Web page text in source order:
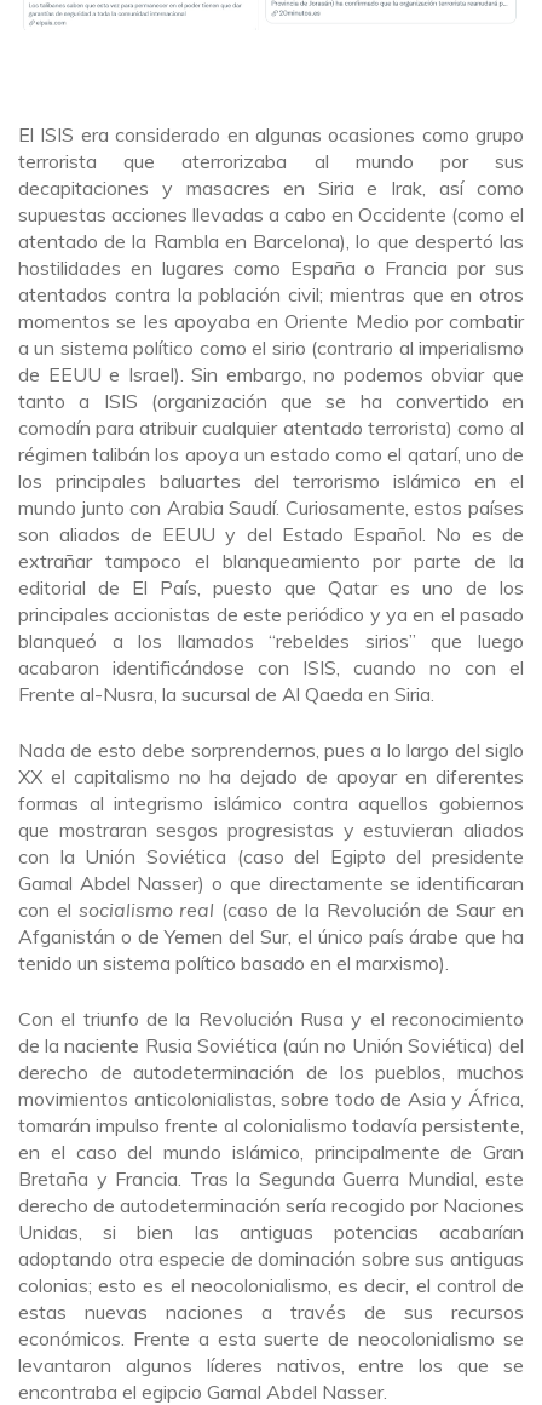
El ISIS era considerado en algunas ocasiones como grupo
terrorista que aterrorizaba al mundo por sus
decapitaciones y masacres en Siria e Irak, así como
supuestas acciones llevadas a cabo en Occidente (como el
atentado de la Rambla en Barcelona), lo que despertó las
hostilidades en lugares como España o Francia por sus
atentados contra la población civil; mientras que en otros
momentos se les apoyaba en Oriente Medio por combatir
a un sistema político como el sirio (contrario al imperialismo
de EEUU e Israel). Sin embargo, no podemos obviar que
tanto a ISIS (organización que se ha convertido en
comodín para atribuir cualquier atentado terrorista) como al
régimen talibán los apoya un estado como el qatarí, uno de
los principales baluartes del terrorismo islámico en el
mundo junto con Arabia Saudí. Curiosamente, estos países
son aliados de EEUU y del Estado Español. No es de
extrañar tampoco el blanqueamiento por parte de la
editorial de El País, puesto que Qatar es uno de los
principales accionistas de este periódico y ya en el pasado
blanqueó a los llamados “rebeldes sirios” que luego
acabaron identificándose con ISIS, cuando no con el
Frente al-Nusra, la sucursal de Al Qaeda en Siria.
Nada de esto debe sorprendernos, pues a lo largo del siglo
XX el capitalismo no ha dejado de apoyar en diferentes
formas al integrismo islámico contra aquellos gobiernos
que mostraran sesgos progresistas y estuvieran aliados
con la Unión Soviética (caso del Egipto del presidente
Gamal Abdel Nasser) o que directamente se identificaran
con el socialismo real (caso de la Revolución de Saur en
Afganistán o de Yemen del Sur, el único país árabe que ha
tenido un sistema político basado en el marxismo).
Con el triunfo de la Revolución Rusa y el reconocimiento
de la naciente Rusia Soviética (aún no Unión Soviética) del
derecho de autodeterminación de los pueblos, muchos
movimientos anticolonialistas, sobre todo de Asia y África,
tomarán impulso frente al colonialismo todavía persistente,
en el caso del mundo islámico, principalmente de Gran
Bretaña y Francia. Tras la Segunda Guerra Mundial, este
derecho de autodeterminación sería recogido por Naciones
Unidas, si bien las antiguas potencias acabarían
adoptando otra especie de dominación sobre sus antiguas
colonias; esto es el neocolonialismo, es decir, el control de
estas nuevas naciones a través de sus recursos
económicos. Frente a esta suerte de neocolonialismo se
levantaron algunos líderes nativos, entre los que se
encontraba el egipcio Gamal Abdel Nasser.